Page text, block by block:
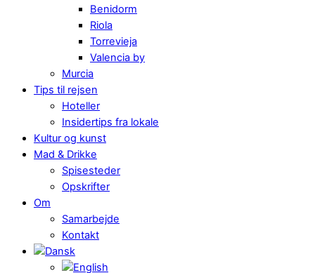
Benidorm
Riola
Torrevieja
Valencia by
Murcia
Tips til rejsen
Hoteller
Insidertips fra lokale
Kultur og kunst
Mad & Drikke
Spisesteder
Opskrifter
Om
Samarbejde
Kontakt